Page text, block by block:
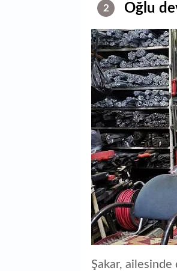
2 Oğlu
Şakar, ailesinde